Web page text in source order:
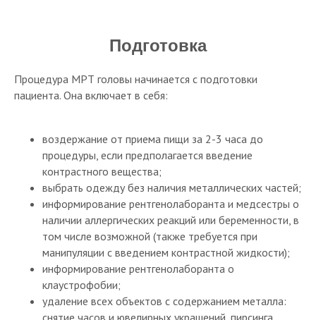
Подготовка
Процедура МРТ головы начинается с подготовки
пациента. Она включает в себя:
воздержание от приема пищи за 2-3 часа до
процедуры, если предполагается введение
контрастного вещества;
выбрать одежду без наличия металлических частей;
информирование рентгенолаборанта и медсестры о
наличии аллергических реакций или беременности, в
том числе возможной (также требуется при
манипуляции с введением контрастной жидкости);
информирование рентгенолаборанта о
клаустрофобии;
удаление всех объектов с содержанием металла:
снятие часов и ювелирных украшений, пирсинга,